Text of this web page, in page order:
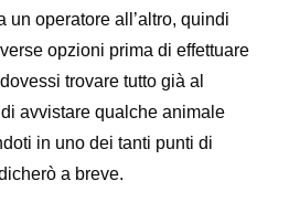
un operatore all’altro, quindi
opzioni prima di effettuare
trovare tutto già al
avvistare qualche animale
in uno dei tanti punti di
a breve.